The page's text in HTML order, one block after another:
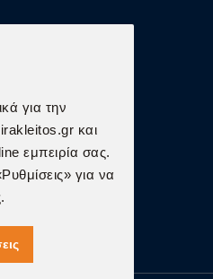
για την
και
εμπειρία σας.
για να